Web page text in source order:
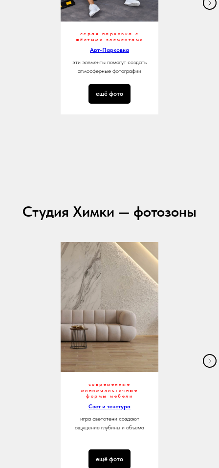
серая парковка с
жёлтыми элементами
Арт-Парковка
эти элементы помогут создать
атмосферные фотографии
ещё фото
Студия Химки — фотозоны
современные
минималистичные
формы мебели
Свет и текстура
игра светотени создают
ощущение глубины и объема
ещё фото